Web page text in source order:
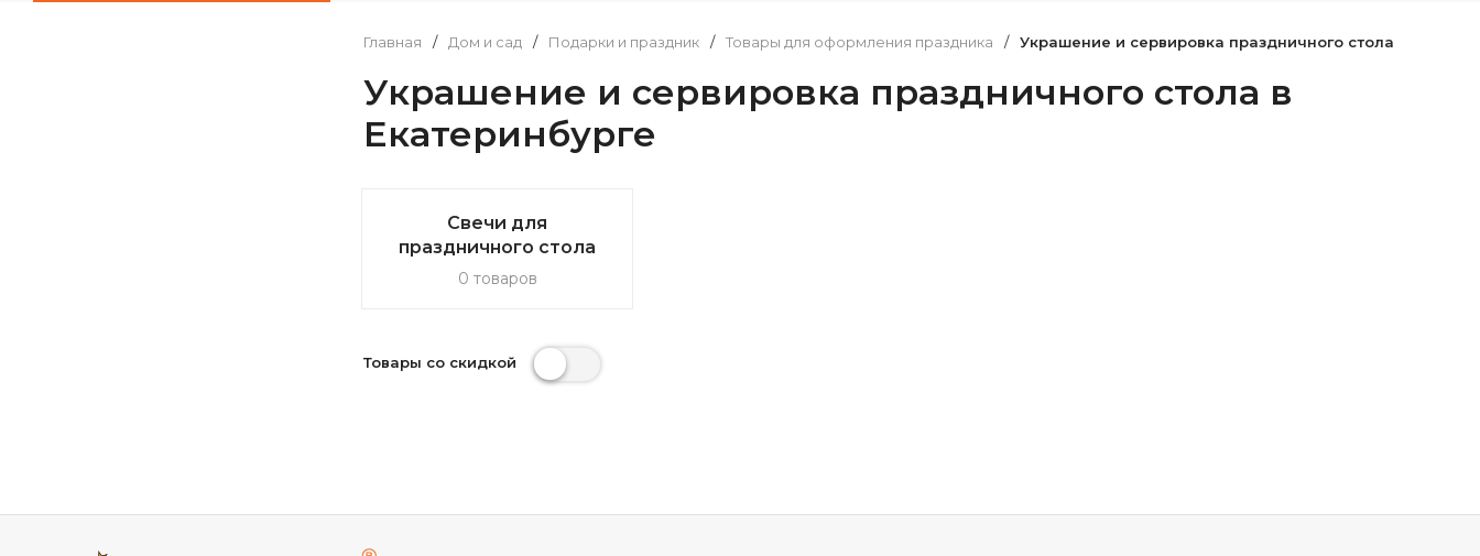
Главная / Дом и сад / Подарки и праздник / Товары для оформления праздника / Украшение и сервировка праздничного стола
Украшение и сервировка праздничного стола в
Екатеринбурге
Свечи для
праздничного стола
0 товаров
Товары со скидкой